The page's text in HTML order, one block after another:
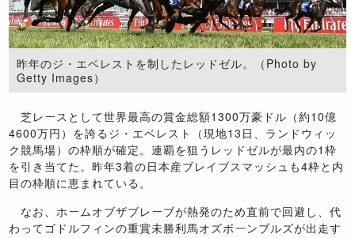
昨年のジ・エベレストを制したレッドゼル。（Photo by
Getty Images）
芝レースとして世界最高の賞金総額1300万豪ドル（約10億
4600万円）を誇るジ・エベレスト（現地13日、ランドウィッ
ク競馬場）の枠順が確定。連覇を狙うレッドゼルが最内の1枠
を引き当てた。昨年3着の日本産ブレイブスマッシュも4枠と内
目の枠順に恵まれている。
なお、ホームオブザブレーブが熱発のため直前で回避し、代
わってゴドルフィンの重賞未勝利馬オズボーンブルズが出走す